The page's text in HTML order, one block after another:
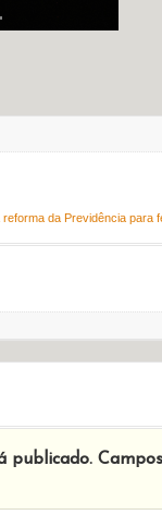
da Previdência para
publicado.